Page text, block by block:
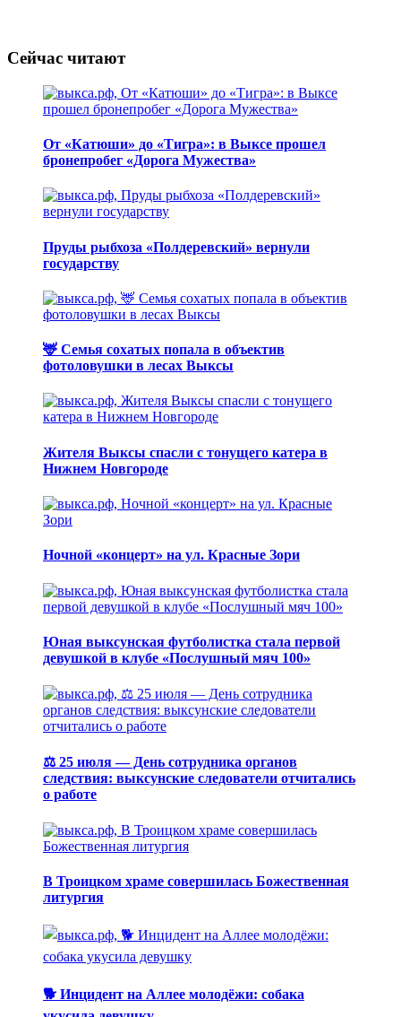
Сейчас читают
От «Катюши» до «Тигра»: в Выксе прошел
бронепробег «Дорога Мужества»
Пруды рыбхоза «Полдеревский» вернули
государству
🦌 Семья сохатых попала в объектив
фотоловушки в лесах Выксы
Жителя Выксы спасли с тонущего катера в
Нижнем Новгороде
Ночной «концерт» на ул. Красные Зори
Юная выксунская футболистка стала первой
девушкой в клубе «Послушный мяч 100»
⚖️ 25 июля — День сотрудника органов
следствия: выксунские следователи отчитались
о работе
В Троицком храме совершилась Божественная
литургия
🐕 Инцидент на Аллее молодёжи: собака